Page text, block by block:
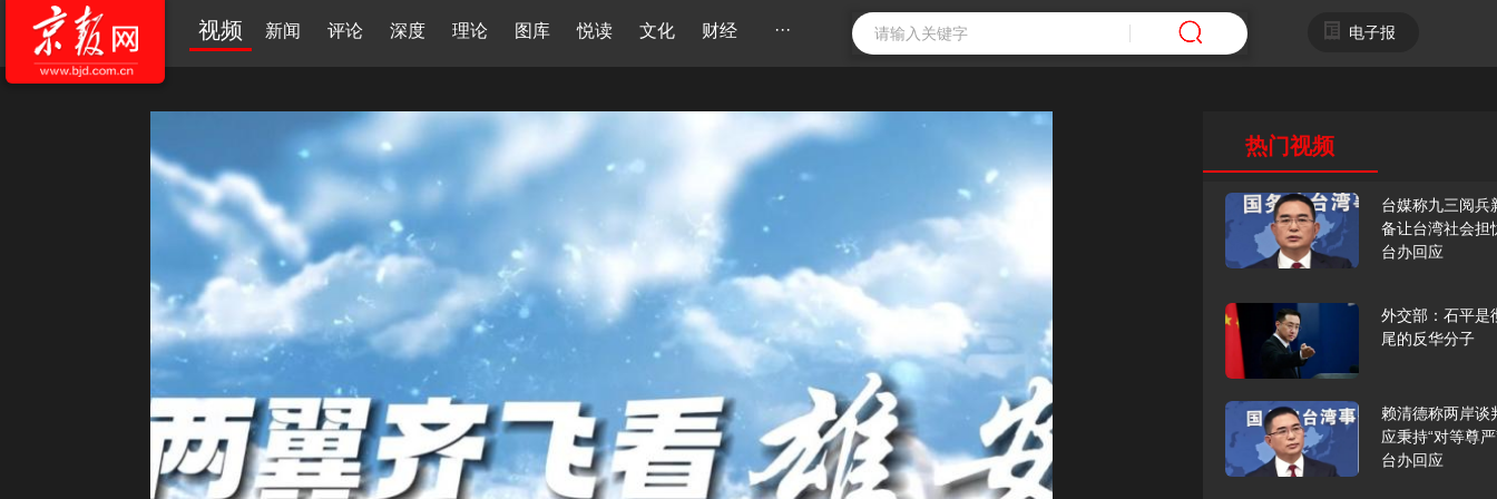
视频 新闻 评论 深度 理论 图库 悦读 文化 财经 ··· 电子报
热门视频
台媒称九三阅兵
备让台湾社会担
台办回应
外交部：石平是
尾的反华分子
赖清德称两岸谈
应秉持“对等尊
台办回应